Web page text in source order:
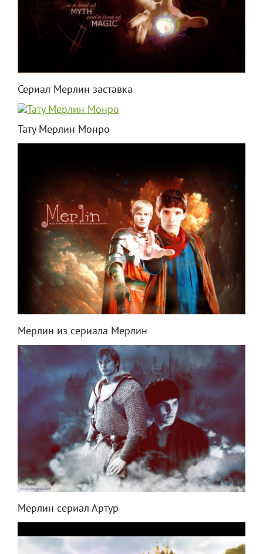
Сериал Мерлин заставка
Тату Мерлин Монро
Мерлин из сериала Мерлин
Мерлин сериал Артур